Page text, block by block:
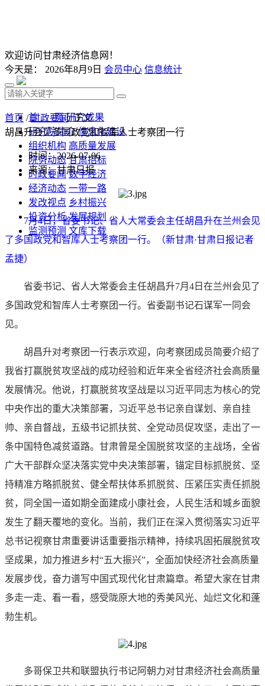
欢迎访问甘肃经济信息网！
今天是： 2026年8月9日 会员中心 信息统计
首 页 研究成果
研究院简介 信息化建设
组织机构 高质量发展
院务动态 甘肃招标
时政要闻 数字经济
经济动态 一带一路
发改视点 乡村振兴
投资分析 发展规划
监测预测 文库下载
首页 /时政要闻/ 正文
胡昌升会见多国政党和智库人士考察团一行
时间：2026-07-06
来源：甘肃日报
7月4日，省委书记、省人大常委会主任胡昌升在兰州会见
了多国政党和智库人士考察团一行。（新甘肃·甘肃日报记者
孟捷）
省委书记、省人大常委会主任胡昌升7月4日在兰州会见了
多国政党和智库人士考察团一行。省委副书记石谋军一同会
见。
胡昌升对考察团一行表示欢迎，向考察团成员简要介绍了
我省打赢脱贫攻坚战的成功经验和近年来全省经济社会高质量
发展情况。他说，打赢脱贫攻坚战是以习近平同志为核心的党
中央作出的重大决策部署，习近平总书记亲自谋划、亲自挂
帅、亲自督战，五级书记抓扶贫、全党动员促攻坚，走出了一
条中国特色减贫道路。甘肃曾是全国脱贫攻坚的主战场，全省
广大干部群众坚决落实党中央决策部署，锚定目标抓脱贫、坚
持精准方略抓脱贫、健全帮扶体系抓脱贫、压紧压实责任抓脱
贫，同全国一道如期全面建成小康社会，人民生活和城乡面貌
发生了翻天覆地的变化。当前，我们正在深入贯彻落实习近平
总书记视察甘肃重要讲话重要指示精神，持续巩固拓展脱贫攻
坚成果，加力推进乡村“五大振兴”，全面加快经济社会高质量
发展步伐，奋力谱写中国式现代化甘肃篇章。希望大家在甘肃
多走一走、看一看，感受陇原大地的秀美风光、灿烂文化和蓬
勃生机。
多哥保卫共和联盟执行书记阿朝力对甘肃经济社会高质量